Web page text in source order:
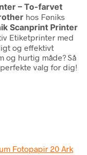
– To-farvet
hos Føniks
Scanprint Printer
Etiketprinter med
og effektivt
og hurtig måde? Så
valg for dig!